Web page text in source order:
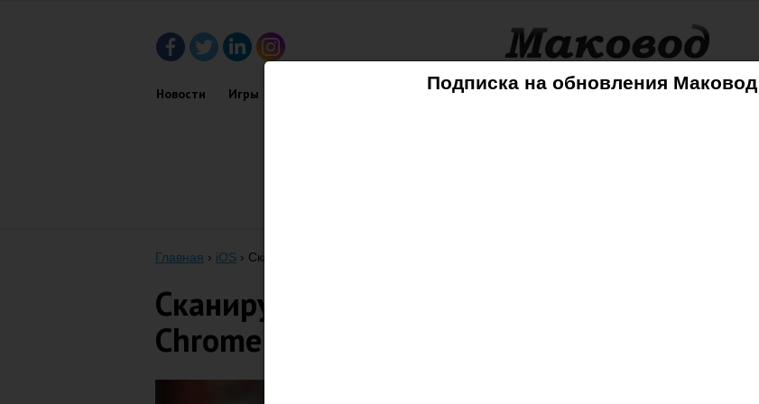
Подписка на обновления Маковод
Новости Игры Советы Mac iPhone iPad iPod AppleTV
Главная › iOS › Сканируем QR-коды при помощи Chrome для iOS
Сканируем QR-коды при помощи
Chrome для iOS